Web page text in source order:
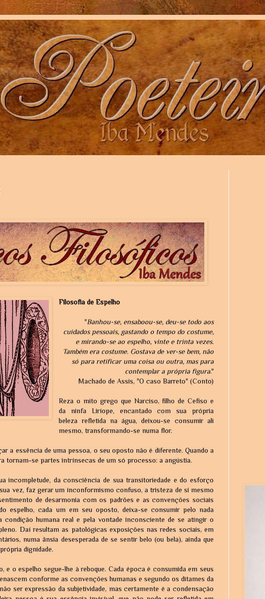
Filosofia de Espelho
"Banhou-se, ensaboou-se, deu-se todo aos
cuidados pessoais, gastando o tempo do costume,
e mirando-se ao espelho, vinte e trinta vezes.
Também era costume. Gostava de ver-se bem, não
só para retificar uma coisa ou outra, mas para
contemplar a própria figura."
Machado de Assis, "O caso Barreto" (Conto)
Reza o mito grego que Narciso, filho de Cefiso e
da ninfa Liríope, encantado com sua própria
beleza refletida na água, deixou-se consumir ali
mesmo, transformando-se numa flor.
a essência de uma pessoa, o seu oposto não é diferente. Quando a
tornam-se partes intrínsecas de um só processo: a angústia.
incompletude, da consciência de sua transitoriedade e do esforço
vez, faz gerar um inconformismo confuso, a tristeza de si mesmo
de desarmonia com os padrões e as convenções sociais
espelho, cada um em seu oposto, deixa-se consumir pelo nada
condição humana real e pela vontade inconsciente de se atingir o
Daí resultam as patológicas exposições nas redes sociais, em
numa ânsia desesperada de se sentir belo (ou bela), ainda que
dignidade.
e o espelho segue-lhe à reboque. Cada época é consumida em seus
conforme as convenções humanas e segundo os ditames da
ser expressão da subjetividade, mas certamente é a condensação